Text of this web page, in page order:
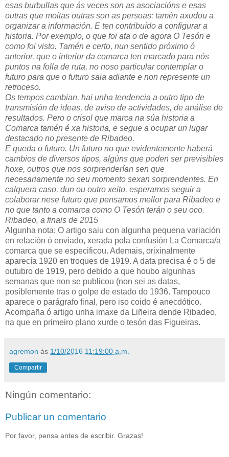
esas burbullas que ás veces son as asociacións e esas
outras que moitas outras son as persoas: tamén axudou a
organizar a información. E ten contribuído a configurar a
historia. Por exemplo, o que foi ata o de agora O Tesón e
como foi visto. Tamén e certo, nun sentido próximo ó
anterior, que o interior da comarca ten marcado para nós
puntos na folla de ruta, no noso particular contemplar o
futuro para que o futuro saia adiante e non represente un
retroceso.
Os tempos cambian, hai unha tendencia a outro tipo de
transmisión de ideas, de aviso de actividades, de análise de
resultados. Pero o crisol que marca na súa historia a
Comarca tamén é xa historia, e segue a ocupar un lugar
destacado no presente de Ribadeo.
E queda o futuro. Un futuro no que evidentemente haberá
cambios de diversos tipos, algúns que poden ser previsibles
hoxe, outros que nos sorprenderían sen que
necesariamente no seu momento sexan sorprendentes. En
calquera caso, dun ou outro xeito, esperamos seguir a
colaborar nese futuro que pensamos mellor para Ribadeo e
no que tanto a comarca como O Tesón terán o seu oco.
Ribadeo, a finais de 2015
Algunha nota: O artigo saiu con algunha pequena variación
en relación ó enviado, xerada pola confusión La Comarca/a
comarca que se especificou. Ademais, orixinalmente
aparecía 1920 en troques de 1919. A data precisa é o 5 de
outubro de 1919, pero debido a que houbo algunhas
semanas que non se publicou (non sei as datas,
posiblemente tras o golpe de estado do 1936. Tampouco
aparece o parágrafo final, pero iso coido é anecdótico.
Acompaña ó artigo unha imaxe da Liñeira dende Ribadeo,
na que en primeiro plano xurde o tesón das Figueiras.
agremon ás 1/10/2016 11:19:00 a.m.
Compartir
Ningún comentario:
Publicar un comentario
Por favor, pensa antes de escribir. Grazas!